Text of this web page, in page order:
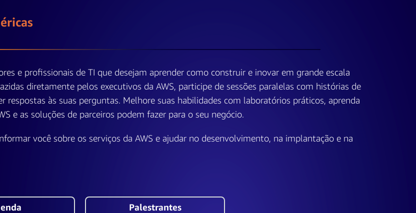
e profissionais de TI que desejam aprender como construir e inovar em grande escala
diretamente pelos executivos da AWS, participe de sessões paralelas com histórias de
respostas às suas perguntas. Melhore suas habilidades com laboratórios práticos, aprenda
e as soluções de parceiros podem fazer para o seu negócio.
você sobre os serviços da AWS e ajudar no desenvolvimento, na implantação e na
Palestrantes